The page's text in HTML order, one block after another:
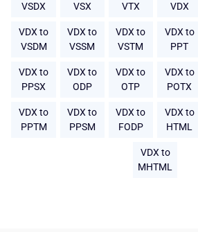
VSDX
VSX
VTX
VDX
VDX to
VSDM
VDX to
VSSM
VDX to
VSTM
VDX to
PPT
VDX to
PPSX
VDX to
ODP
VDX to
OTP
VDX to
POTX
VDX to
PPTM
VDX to
PPSM
VDX to
FODP
VDX to
HTML
VDX to
MHTML